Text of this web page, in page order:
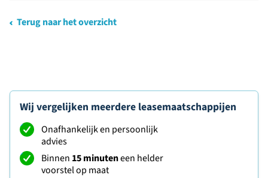
Terug naar het overzicht
Wij vergelijken meerdere leasemaatschappijen
Onafhankelijk en persoonlijk
advies
Binnen 15 minuteneen helder
voorstel op maat